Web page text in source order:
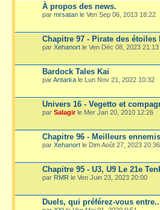
À propos des news.
par mrsatan le Ven Sep 06, 2013 18:22
Chapitre 97 - Pirate des étoiles
par Xehanort le Ven Déc 08, 2023 21:13
Bardock Tales Kai
parAntarka le Lun Nov 21, 2022 10:32
Univers 16 - Vegetto et
par Salagirle Mer Jan 20, 2010 12:26
Chapitre 96 - Meilleurs ennemis
par Xehanort le Dim Août 27, 2023 20:36
Chapitre 95 - U3, U9 Le 21e
par RMR le Ven Juin 23, 2023 20:00
Duels, qui préférez-vous